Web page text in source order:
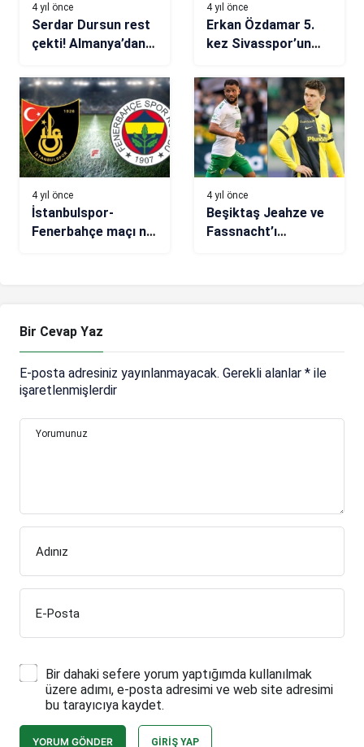
4 yıl önce
Serdar Dursun rest
çekti! Almanya’dan
4 yıl önce
Erkan Özdamar 5.
kez Sivasspor’un
4 yıl önce
İstanbulspor-
Fenerbahçe maçı ne
4 yıl önce
Beşiktaş Jeahze ve
Fassnacht’ı
Bir Cevap Yaz
E-posta adresiniz yayınlanmayacak. Gerekli alanlar * ile
işaretlenmişlerdir
Yorumunuz
Adınız
E-Posta
Bir dahaki sefere yorum yaptığımda kullanılmak
üzere adımı, e-posta adresimi ve web site adresimi
bu tarayıcıya kaydet.
YORUM GÖNDER GIRIŞ YAP